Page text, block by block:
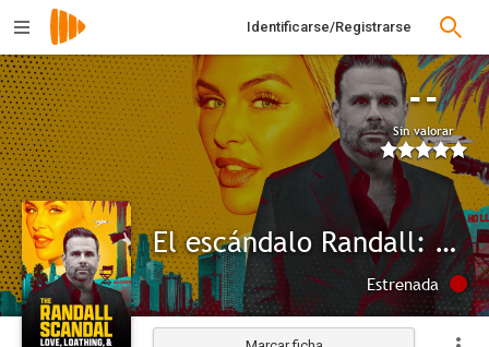
Identificarse/Registrarse
--
Sin valorar
El escándalo Randall: Amor, odio y Vanderpump
Estrenada